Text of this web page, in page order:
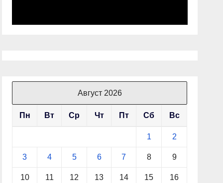
Август 2026
Пн Вт Ср Чт Пт Сб Вс
1 2
3 4 5 6 7 8 9
10 11 12 13 14 15 16